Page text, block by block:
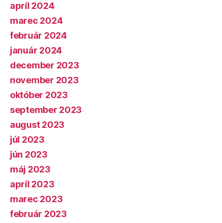
apríl 2024
marec 2024
február 2024
január 2024
december 2023
november 2023
október 2023
september 2023
august 2023
júl 2023
jún 2023
máj 2023
apríl 2023
marec 2023
február 2023